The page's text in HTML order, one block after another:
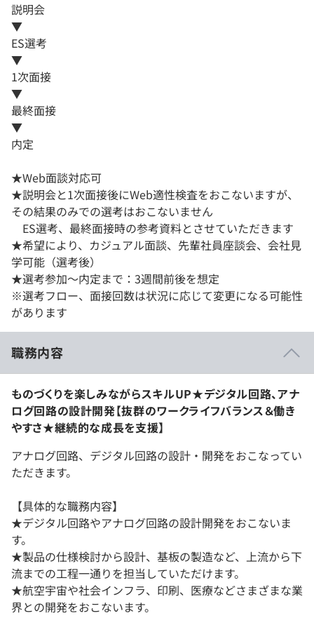
説明会
▼
ES選考
▼
1次面接
▼
最終面接
▼
内定
★Web面談対応可
★説明会と1次面接後にWeb適性検査をおこないますが、
その結果のみでの選考はおこないません
ES選考、最終面接時の参考資料とさせていただきます
★希望により、カジュアル面談、先輩社員座談会、会社見
学可能（選考後）
★選考参加〜内定まで：3週間前後を想定
※選考フロー、面接回数は状況に応じて変更になる可能性
があります
職務内容
ものづくりを楽しみながらスキルUP★デジタル回路、アナ
ログ回路の設計開発【抜群のワークライフバランス＆働き
やすさ★継続的な成長を支援】
アナログ回路、デジタル回路の設計・開発をおこなってい
ただきます。
【具体的な職務内容】
★デジタル回路やアナログ回路の設計開発をおこないま
す。
★製品の仕様検討から設計、基板の製造など、上流から下
流までの工程一通りを担当していただけます。
★航空宇宙や社会インフラ、印刷、医療などさまざまな業
界との開発をおこないます。